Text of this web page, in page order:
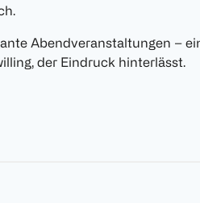
Abendveranstaltungen –
der Eindruck hinterlässt.